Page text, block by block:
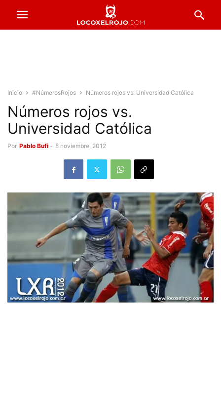
Inicio #NúmerosRojos Números rojos vs. Universidad Católica
Números rojos vs.
Universidad Católica
Por Pablo Bufi - 8 noviembre, 2012